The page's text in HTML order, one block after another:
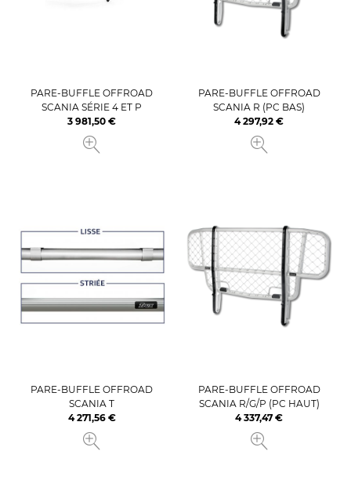
PARE-BUFFLE OFFROAD
SCANIA SÉRIE 4 ET P
Prix
3 981,50 €
PARE-BUFFLE OFFROAD
SCANIA R (PC BAS)
Prix
4 297,92 €
PARE-BUFFLE OFFROAD
SCANIA T
Prix
4 271,56 €
PARE-BUFFLE OFFROAD
SCANIA R/G/P (PC HAUT)
Prix
4 337,47 €